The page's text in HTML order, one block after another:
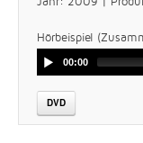
Hörbeispiel
00:00
DVD